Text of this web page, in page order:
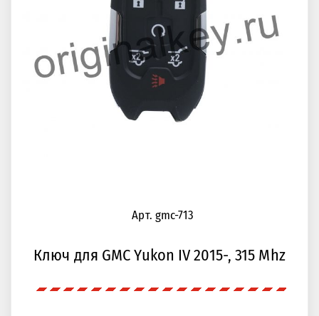
Арт. gmc-713
Ключ для GMC Yukon IV 2015-, 315 Mhz